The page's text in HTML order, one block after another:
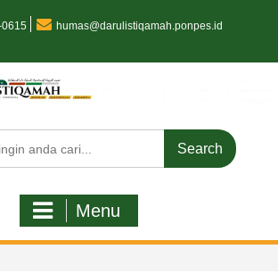
humas@darulistiqamah.ponpes.id
Menu